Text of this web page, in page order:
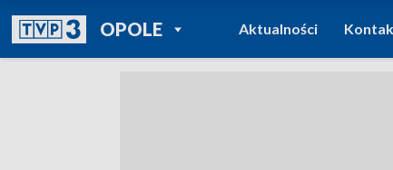
OPOLEPOWRÓT DO
TVP REGIONY
Aktualności